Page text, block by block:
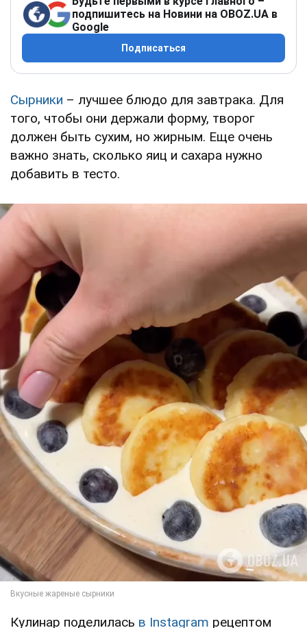
подпишитесь на Новини на OBOZ.UA в
Google
Подписаться
Сырники – лучшее блюдо для завтрака. Для
того, чтобы они держали форму, творог
должен быть сухим, но жирным. Еще очень
важно знать, сколько яиц и сахара нужно
добавить в тесто.
Кулинар поделилась в Instagram рецептом